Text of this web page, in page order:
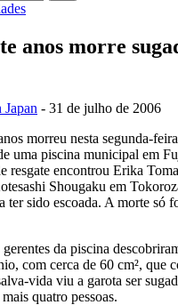
anos morre
- 31 de julho de 2006
morreu nesta segunda-
uma piscina municipal em
resgate encontrou Erika
Shougaku em
ter sido escoada. A morte só
da piscina
com cerca de 60 cm², que
vida viu a garota ser
quatro pessoas.